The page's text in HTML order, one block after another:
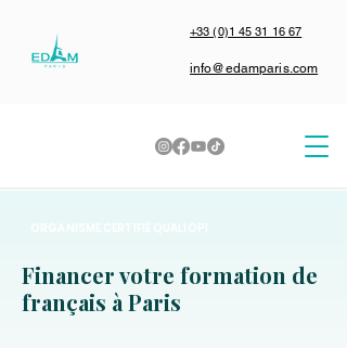
info@edamparis.com
+33 (0)1 45 31 16 67
Financer votre formation de
français à Paris